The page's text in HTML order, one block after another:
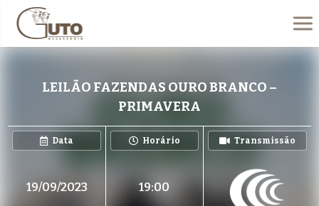
LEILÃO FAZENDAS OURO BRANCO –
PRIMAVERA
Data
19/09/2023
Horário
19:00
Transmissão